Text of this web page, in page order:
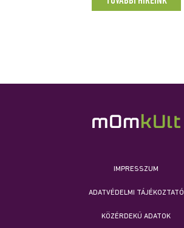
IMPRESSZUM
ADATVÉDELMI TÁJÉKOZTATÓ
KÖZÉRDEKŰ ADATOK